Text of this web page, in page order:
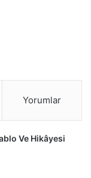
Yorumlar
Ve Hikâyesi